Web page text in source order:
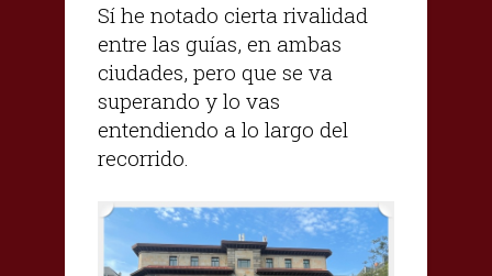
Sí he notado cierta rivalidad
entre las guías, en ambas
ciudades, pero que se va
superando y lo vas
entendiendo a lo largo del
recorrido.